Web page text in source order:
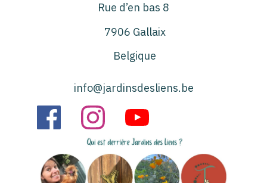
Rue d’en bas 8
7906 Gallaix
Belgique
info@jardinsdesliens.be